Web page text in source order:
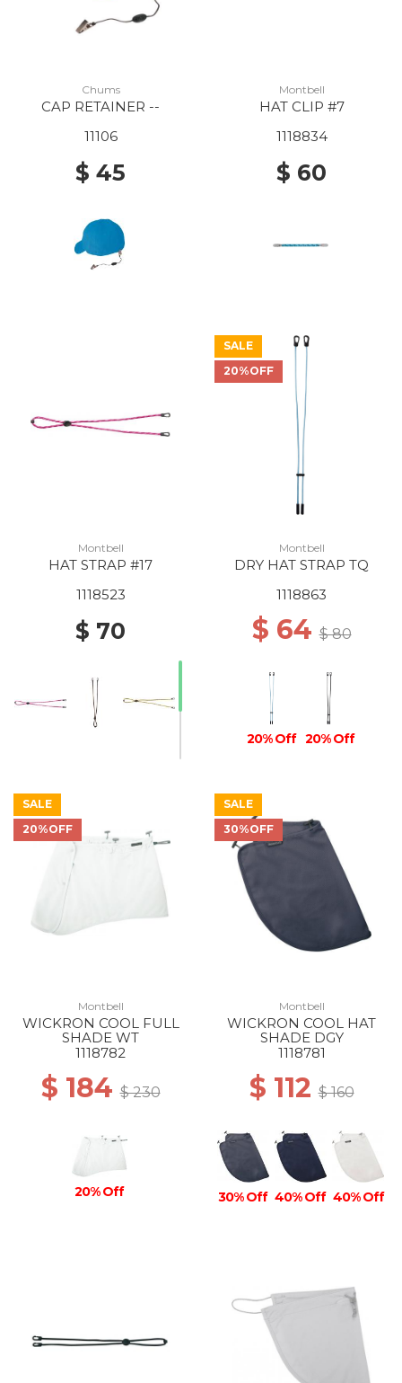
Chums
CAP RETAINER --
11106
$ 45
Montbell
HAT CLIP #7
1118834
$ 60
Montbell
HAT STRAP #17
1118523
$ 70
SALE
20%OFF
Montbell
DRY HAT STRAP TQ
1118863
$ 64$ 80
20% Off 20% Off
SALE
20%OFF
Montbell
WICKRON COOL FULL
SHADE WT
1118782
$ 184$ 230
20% Off
SALE
30%OFF
Montbell
WICKRON COOL HAT
SHADE DGY
1118781
$ 112$ 160
30% Off 40% Off 40% Off